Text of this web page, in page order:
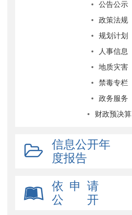
公告公示
政策法规
规划计划
人事信息
地质灾害
禁毒专栏
政务服务
财政预决算
信息公开年
度报告
依 申 请
公 开